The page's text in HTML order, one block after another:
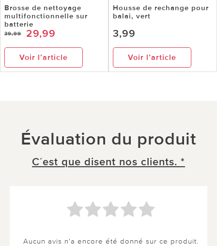
Brosse de nettoyage
multifonctionnelle sur
batterie
39,99 29,99
Voir l’article
Housse de rechange pour
balai, vert
3,99
Voir l’article
Évaluation du produit
C´est que disent nos clients. *
Aucun avis n'a encore été donné sur ce produit.